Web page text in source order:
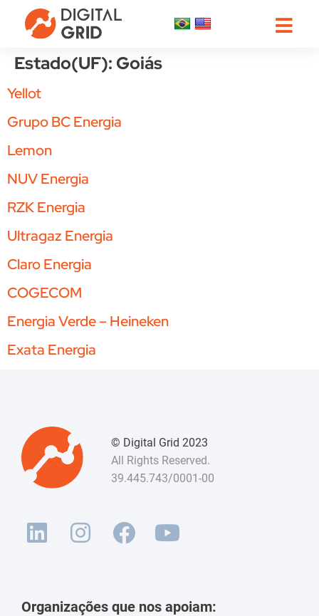
Estado(UF):Goiás
Yellot
Grupo BC Energia
Lemon
NUV Energia
RZK Energia
Ultragaz Energia
Claro Energia
COGECOM
Energia Verde – Heineken
Exata Energia
© Digital Grid 2023
All Rights Reserved.
39.445.743/0001-00
Organizações que nos apoiam: